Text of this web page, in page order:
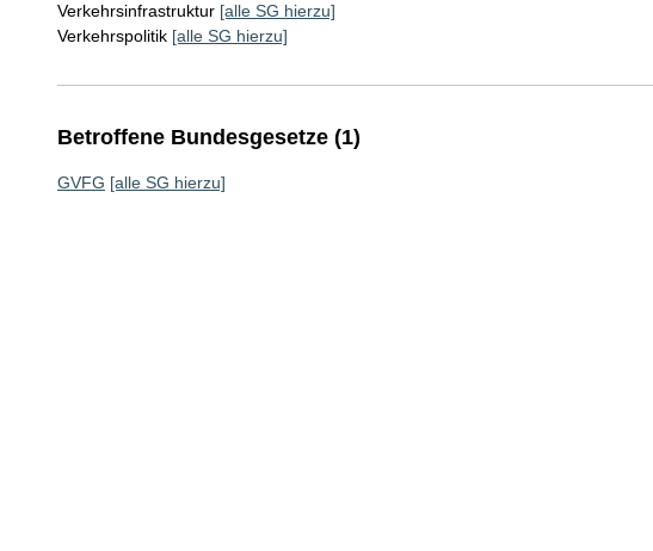
Verkehrsinfrastruktur [alle SG hierzu]
Verkehrspolitik [alle SG hierzu]
Betroffene Bundesgesetze (1)
GVFG [alle SG hierzu]